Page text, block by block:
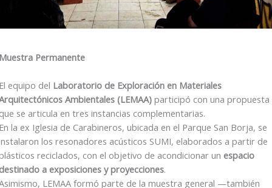
Permanente
equipo del Laboratorio de Exploración en Materiales
Ambientales (LEMAA)participó con una propuesta
se articula en tres instancias complementarias.
la ex Iglesia de Carabineros, ubicada en el Parque San Borja, se
los resonadores acústicos SUMI, elaborados a partir de
reciclados, con el objetivo de acondicionar un espacio
a exposiciones y proyecciones.
LEMAA formó parte de la muestra general —también